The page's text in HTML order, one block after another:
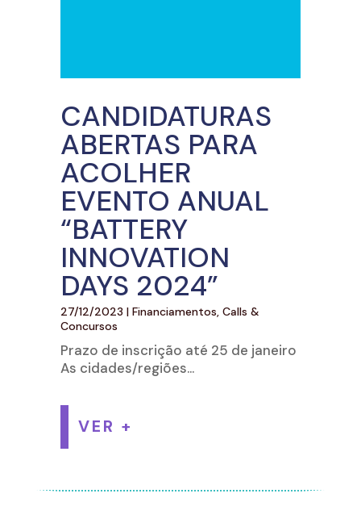
CANDIDATURAS
ABERTAS PARA
ACOLHER
EVENTO ANUAL
“BATTERY
INNOVATION
DAYS 2024”
27/12/2023 | Financiamentos, Calls &
Concursos
Prazo de inscrição até 25 de janeiro
As cidades/regiões...
VER +